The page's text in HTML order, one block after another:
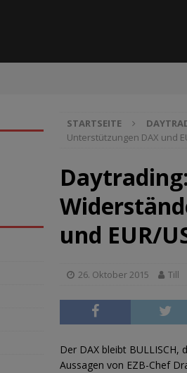
STARTSEITE
Unterstützungen DAX und
und EUR/
26. Oktober 2015 Till
Der DAX bleibt BULLISCH,
Aussagen von EZB-Chef